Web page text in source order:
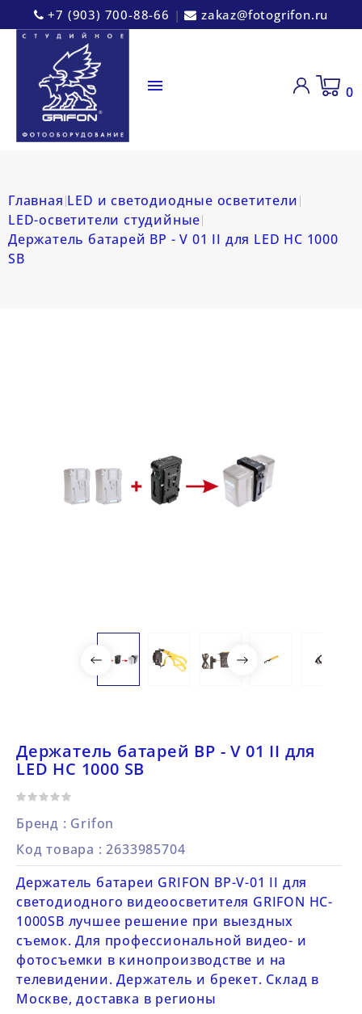
+7 (903) 700-88-66 | zakaz@fotogrifon.ru
 0
Главная LED и светодиодные осветители
LED-осветители студийные
Держатель батарей BP - V 01 II для LED HC 1000
SB
Держатель батарей BP - V 01 II для
LED HC 1000 SB
Бренд : Grifon
Код товара : 2633985704
Держатель батареи GRIFON BP-V-01 II для
светодиодного видеоосветителя GRIFON HC-
1000SB лучшее решение при выездных
съемок. Для профессиональной видео- и
фотосъемки в кинопроизводстве и на
телевидении. Держатель и брекет. Склад в
Москве, доставка в регионы